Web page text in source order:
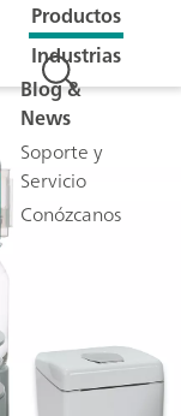
Productos
Industrias
Blog &
News
Soporte y
Servicio
Conózcanos